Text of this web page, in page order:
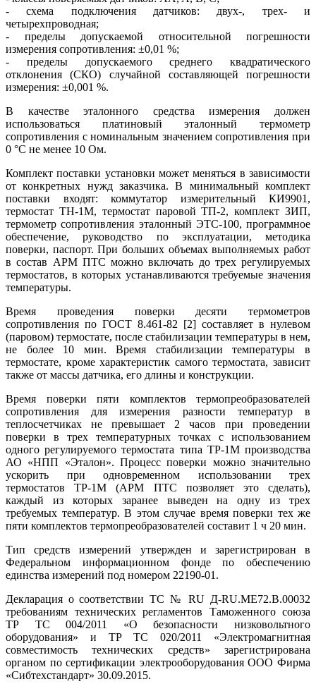
- схема подключения датчиков: двух-, трех- и
четырехпроводная;
- пределы допускаемой относительной погрешности
измерения сопротивления: ±0,01 %;
- пределы допускаемого среднего квадратического
отклонения (СКО) случайной составляющей погрешности
измерения: ±0,001 %.
В качестве эталонного средства измерения должен
использоваться платиновый эталонный термометр
сопротивления с номинальным значением сопротивления при
0 °C не менее 10 Ом.
Комплект поставки установки может меняться в зависимости
от конкретных нужд заказчика. В минимальный комплект
поставки входят: коммутатор измерительный КИ9901,
термостат ТН‑1М, термостат паровой ТП‑2, комплект ЗИП,
термометр сопротивления эталонный ЭТС‑100, программное
обеспечение, руководство по эксплуатации, методика
поверки, паспорт. При больших объемах выполняемых работ
в состав АРМ ПТС можно включать до трех регулируемых
термостатов, в которых устанавливаются требуемые значения
температуры.
Время проведения поверки десяти термометров
сопротивления по ГОСТ 8.461‑82 [2] составляет в нулевом
(паровом) термостате, после стабилизации температуры в нем,
не более 10 мин. Время стабилизации температуры в
термостате, кроме характеристик самого термостата, зависит
также от массы датчика, его длины и конструкции.
Время поверки пяти комплектов термопреобразователей
сопротивления для измерения разности температур в
теплосчетчиках не превышает 2 часов при проведении
поверки в трех температурных точках с использованием
одного регулируемого термостата ти­па ТР‑1М производства
АО «НПП «Эталон». Процесс поверки можно значительно
ускорить при одновременном использовании трех
термостатов ТР‑1М (АРМ ПТС позволяет это сделать),
каждый из которых заранее выведен на одну из трех
требуемых температур. В этом случае время поверки тех же
пя­ти комплектов термопреобразователей составит 1 ч 20 мин.
Тип средств измерений утвержден и зарегистрирован в
Федеральном информационном фонде по обеспечению
единства измерений под номером 22190‑01.
Декларация о соответствии ТС № RU Д‑RU.МЕ72.В.00032
требованиям технических регламентов Таможенного союза
ТР ТС 004/2011 «О безопасности низковольтного
оборудования» и ТР ТС 020/2011 «Электромагнитная
совместимость технических средств» зарегистрирована
органом по сертификации электрооборудования ООО Фирма
«Сибтехстандарт» 30.09.2015.